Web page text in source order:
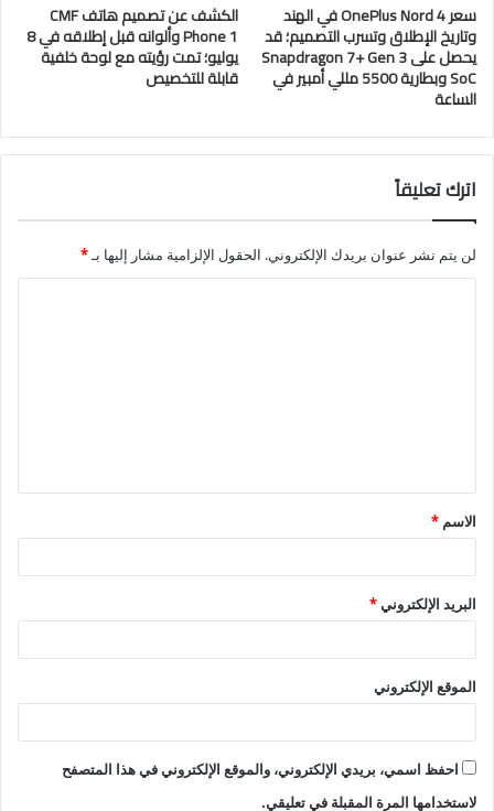
سعر OnePlus Nord 4 في الهند
وتاريخ الإطلاق وتسرب التصميم؛ قد
يحصل على Snapdragon 7+ Gen 3
SoC وبطارية 5500 مللي أمبير في
الساعة
الكشف عن تصميم هاتف CMF
Phone 1 وألوانه قبل إطلاقه في 8
يوليو؛ تمت رؤيته مع لوحة خلفية
قابلة للتخصيص
اترك تعليقاً
لن يتم نشر عنوان بريدك الإلكتروني. الحقول الإلزامية مشار إليها بـ*
ق
*
الاسم *
البريد الإلكتروني*
الموقع الإلكتروني
احفظ اسمي، بريدي الإلكتروني، والموقع الإلكتروني في هذا المتصفح
لاستخدامها المرة المقبلة في تعليقي.